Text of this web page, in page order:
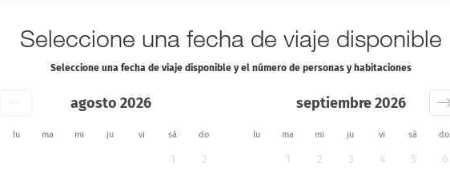
Seleccione una fecha de viaje disponible
Seleccione una fecha de viaje disponible y el número de personas y habitaciones
lu ma mi ju vi sá do lu ma mi ju vi sá do
agosto 2026
1 2
septiembre 2026
1 2 3 4 5 6